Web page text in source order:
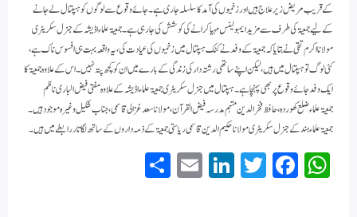
کے قریب مریض زیر علاج ہیں اور زخمیوں کی آمد کا سلسلہ جاری ہے ۔جائے وقوع سے لوگوں کو ہسپتال لے جانے
کے لیے جمعیۃ کی طرف سے مزید ایمبولینس مہیا کرانے کی کوشش کی جارہی ہے ۔جمعیۃ علماء اڈیشہ کے جنرل سکریٹری
مولانا اکرم تقی نے بتایا کہ جمعیۃ کے وفد نے کٹک ہسپتال میں زخمیوں کی عیادت کی ، یہ واقعہ بہت ہی افسوس ناک ہے ،
کئی لوگ تو ہسپتال میں ہیں ، لیکن اپنے ساتھی رشتہ دار کی ز ندگی کے بارے میں ان کو کچھ پتہ نہیں ۔اس کے علاوہ جمعیۃ کا
ایک وفد جائے وقوع پر بھی پہنچا ہے ۔ہسپتال میں جنرل سکریٹری جمعیۃ علماء اڈیشہ کے علاوہ مفتی فیض الباری ناظم
جمعیۃعلماء ضلع کھوردہ، حافظ فخرالدین مہتمم مدرسہ فیض القرآن،مولانا سعد غزالی قاسمی، جنا ب شکیل وغیرہ موجود ہیں ۔
جمعیۃ علماء ہند کے جنرل سکریٹری مولانا حکیم الدین قاسمی ریاستی جمعیۃ کے ذمہ دارو ں کے ساتھ لگاتار رابطے میں ہیں ۔
W
ha
Fa
ce
T
wi
Li
nk
E
m